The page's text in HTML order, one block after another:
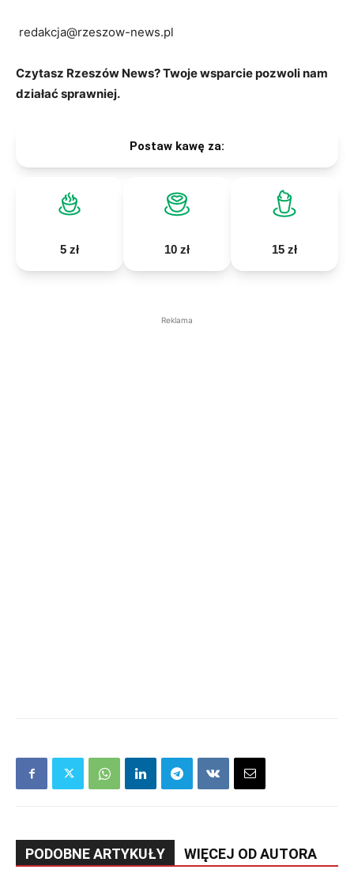
redakcja@rzeszow-news.pl
Czytasz Rzeszów News? Twoje wsparcie pozwoli nam
działać sprawniej.
Postaw kawę za:
5 zł 10 zł 15 zł
Reklama
PODOBNE ARTYKUŁY WIĘCEJ OD AUTORA